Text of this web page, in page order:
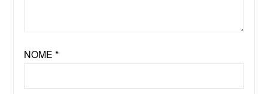
NOME *